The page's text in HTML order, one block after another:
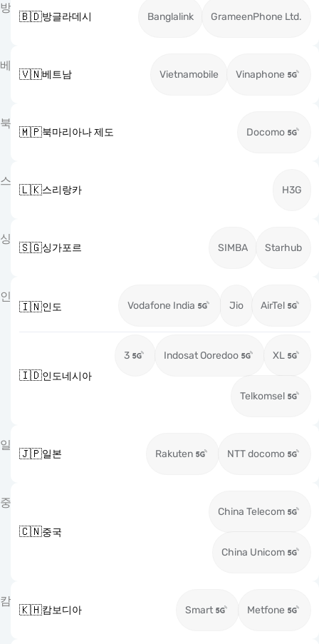
방
🇧🇩방글라데시 Banglalink GrameenPhone Ltd.
베
🇻🇳베트남 Vietnamobile Vinaphone
북
🇲🇵북마리아나 제도 Docomo
스
🇱🇰스리랑카 H3G
싱
🇸🇬싱가포르 SIMBA Starhub
인
🇮🇳인도 Vodafone India Jio AirTel
🇮🇩인도네시아
3 Indosat Ooredoo XL
Telkomsel
일
🇯🇵일본 Rakuten NTT docomo
중
🇨🇳중국
China Telecom
China Unicom
캄
🇰🇭캄보디아 Smart Metfone